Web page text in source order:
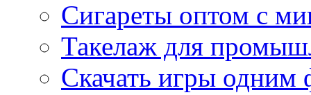
Сигареты оптом с
Такелаж для
Скачать игры одним